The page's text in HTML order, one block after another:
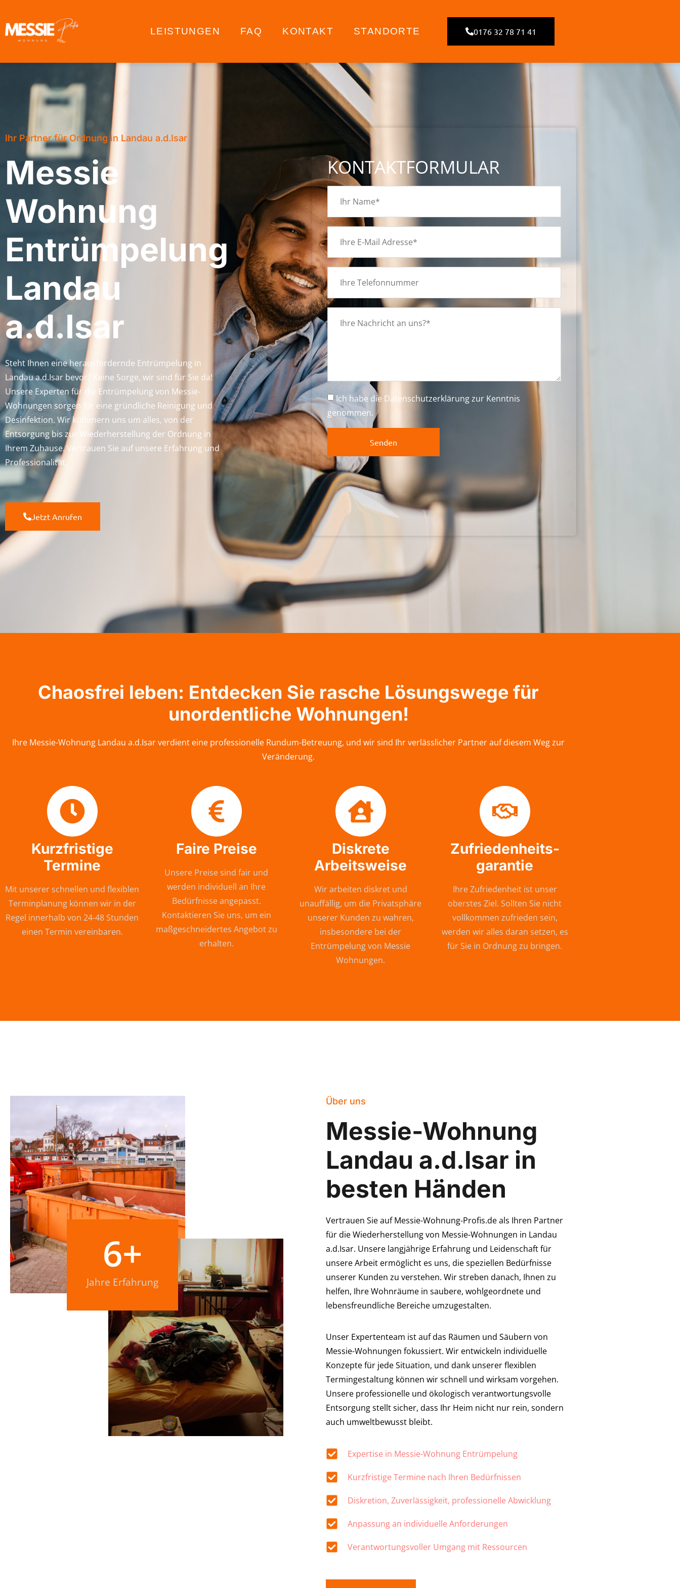
LEISTUNGEN FAQ KONTAKT STANDORTE 0176 32 78 71 41
Ihr Partner für Ordnung in Landau a.d.Isar
Messie
Wohnung
Entrümpelung
Landau
a.d.Isar
Steht Ihnen eine herausfordernde Entrümpelung in
Landau a.d.Isar bevor? Keine Sorge, wir sind für Sie da!
Unsere Experten für die Entrümpelung von Messie-
Wohnungen sorgen für eine gründliche Reinigung und
Desinfektion. Wir kümmern uns um alles, von der
Entsorgung bis zur Wiederherstellung der Ordnung in
Ihrem Zuhause. Vertrauen Sie auf unsere Erfahrung und
Professionalität.
Jetzt Anrufen
KONTAKTFORMULAR
Ich habe die Datenschutzerklärungzur Kenntnis
genommen.
Senden
Chaosfrei leben: Entdecken Sie rasche Lösungswege für
unordentliche Wohnungen!
Ihre Messie-Wohnung Landau a.d.Isar verdient eine professionelle Rundum-Betreuung, und wir sind Ihr verlässlicher Partner auf diesem Weg zur
Veränderung.
Kurzfristige
Termine
Mit unserer schnellen und flexiblen
Terminplanung können wir in der
Regel innerhalb von 24-48 Stunden
einen Termin vereinbaren.
Faire Preise
Unsere Preise sind fair und
werden individuell an Ihre
Bedürfnisse angepasst.
Kontaktieren Sie uns, um ein
maßgeschneidertes Angebot zu
erhalten.
Diskrete
Arbeitsweise
Wir arbeiten diskret und
unauffällig, um die Privatsphäre
unserer Kunden zu wahren,
insbesondere bei der
Entrümpelung von Messie
Wohnungen.
Zufriedenheits-
garantie
Ihre Zufriedenheit ist unser
oberstes Ziel. Sollten Sie nicht
vollkommen zufrieden sein,
werden wir alles daran setzen, es
für Sie in Ordnung zu bringen.
Jahre Erfahrung
6+
Über uns
Messie-Wohnung
Landau a.d.Isar in
besten Händen
Vertrauen Sie auf Messie-Wohnung-Profis.de als Ihren Partner
für die Wiederherstellung von Messie-Wohnungen in Landau
a.d.Isar. Unsere langjährige Erfahrung und Leidenschaft für
unsere Arbeit ermöglicht es uns, die speziellen Bedürfnisse
unserer Kunden zu verstehen. Wir streben danach, Ihnen zu
helfen, Ihre Wohnräume in saubere, wohlgeordnete und
lebensfreundliche Bereiche umzugestalten.
Unser Expertenteam ist auf das Räumen und Säubern von
Messie-Wohnungen fokussiert. Wir entwickeln individuelle
Konzepte für jede Situation, und dank unserer flexiblen
Termingestaltung können wir schnell und wirksam vorgehen.
Unsere professionelle und ökologisch verantwortungsvolle
Entsorgung stellt sicher, dass Ihr Heim nicht nur rein, sondern
auch umweltbewusst bleibt.
Expertise in Messie-Wohnung Entrümpelung
Kurzfristige Termine nach Ihren Bedürfnissen
Diskretion, Zuverlässigkeit, professionelle Abwicklung
Anpassung an individuelle Anforderungen
Verantwortungsvoller Umgang mit Ressourcen